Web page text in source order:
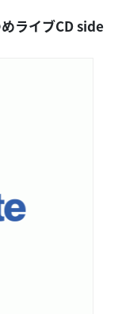
ライブCD side